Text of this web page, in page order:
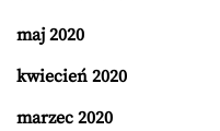
maj 2020
kwiecień 2020
marzec 2020